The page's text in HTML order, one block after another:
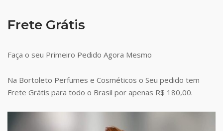
Frete Grátis
Faça o seu Primeiro Pedido Agora Mesmo
Na Bortoleto Perfumes e Cosméticos o Seu pedido tem
Frete Grátis para todo o Brasil por apenas R$ 180,00.